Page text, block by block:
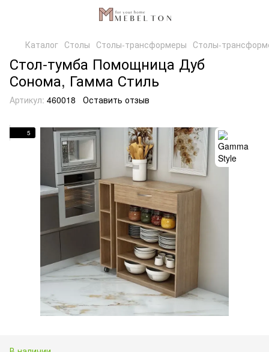
Каталог Столы Столы-трансформеры Столы-
Стол-тумба Помощница Дуб
Сонома, Гамма Стиль
Артикул: 460018 Оставить отзыв
5